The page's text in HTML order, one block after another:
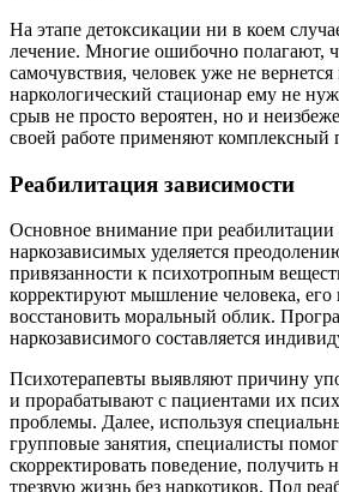
На этапе детоксикации ни в коем
лечение. Многие ошибочно полагают,
самочувствия, человек уже не
наркологический стационар ему не
срыв не просто вероятен, но и
своей работе применяют комплексный
Реабилитация зависимости
Основное внимание при реабилитации
наркозависимых уделяется
привязанности к психотропным
корректируют мышление человека,
восстановить моральный облик.
наркозависимого составляется
Психотерапевты выявляют причину
и прорабатывают с пациентами их
проблемы. Далее, используя
групповые занятия, специалисты
скорректировать поведение, получить
трезвую жизнь без наркотиков. Под